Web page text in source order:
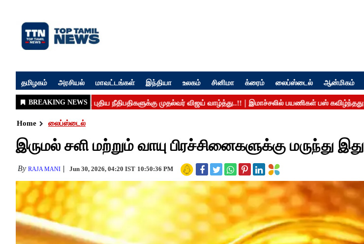
தமிழகம் அரசியல் மாவட்டங்கள் இந்தியா உலகம் சினிமா க்ரைம் லைப்ஸ்டைல் ஆன்மிகம்
Home லைப்ஸ்டைல்
இருமல் சளி மற்றும் வாயு பிரச்சினைகளுக்கு மருந்து இது
By RAJA MANI Jun 30, 2026, 04:20 IST 10:50:36 PM